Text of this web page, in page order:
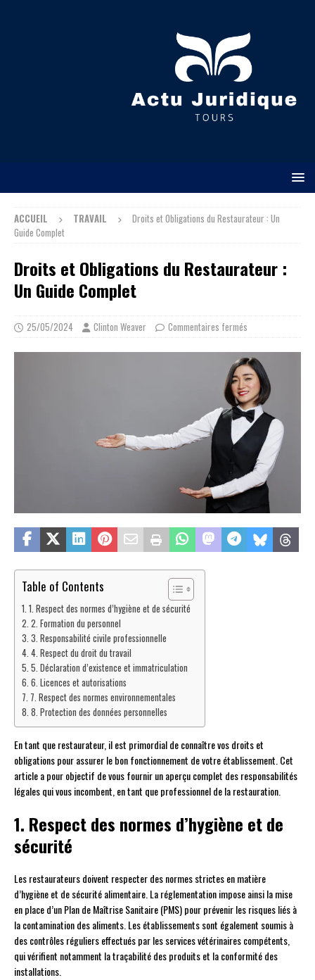
ACCUEIL TRAVAIL
Droits et Obligations du Restaurateur : Un
Guide Complet
Droits et Obligations du Restaurateur :
Un Guide Complet
25/05/2024 Clinton Weaver Commentaires fermés
Table of Contents
1. Respect des normes d’hygiène et de sécurité
2. Formation du personnel
3. Responsabilité civile professionnelle
4. Respect du droit du travail
5. Déclaration d’existence et immatriculation
6. Licences et autorisations
7. Respect des normes environnementales
8. Protection des données personnelles
En tant que restaurateur, il est primordial de connaître vos droits et
obligations pour assurer le bon fonctionnement de votre établissement. Cet
article a pour objectif de vous fournir un aperçu complet des responsabilités
légales qui vous incombent, en tant que professionnel de la restauration.
1. Respect des normes d’hygiène et de
sécurité
Les restaurateurs doivent respecter des normes strictes en matière
d’hygiène et de sécurité alimentaire. La réglementation impose ainsi la mise
en place d’un Plan de Maîtrise Sanitaire (PMS) pour prévenir les risques liés à
la contamination des aliments. Les établissements sont également soumis à
des contrôles réguliers effectués par les services vétérinaires compétents,
qui vérifient notamment la traçabilité des produits et la conformité des
installations.